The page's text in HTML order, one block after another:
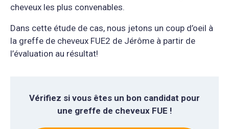
cheveux les plus convenables.
Dans cette étude de cas, nous jetons un coup d’oeil à
la greffe de cheveux FUE2 de Jérôme à partir de
l’évaluation au résultat!
Vérifiez si vous êtes un bon candidat pour
une greffe de cheveux FUE !